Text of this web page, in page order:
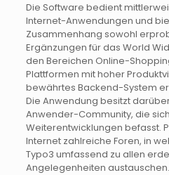
Die Software bedient
Internet-Anwendungen und
Zusammenhang sowohl
Ergänzungen für das World
den Bereichen Online-
Plattformen mit hoher
bewährtes Backend-System
Die Anwendung besitzt
Anwender-Community, die
Weiterentwicklungen befasst.
Internet zahlreiche Foren, in
Typo3 umfassend zu allen
Angelegenheiten austauschen.